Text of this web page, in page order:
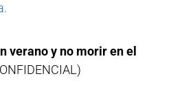
verano y no morir en el